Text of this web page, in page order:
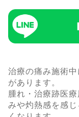
治療の痛み施術
があります。
腫れ・治療跡医
みや灼熱感を感